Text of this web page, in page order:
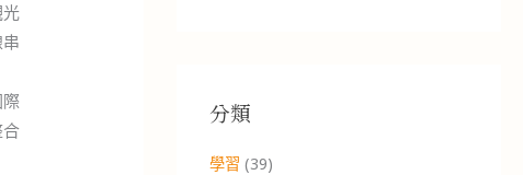
分類
學習 (39)